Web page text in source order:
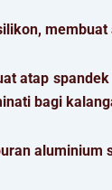
atap
bagi